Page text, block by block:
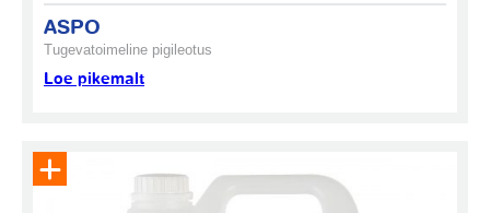
ASPO
Tugevatoimeline pigileotus
Loe pikemalt
Eemalda toode päringukorvist